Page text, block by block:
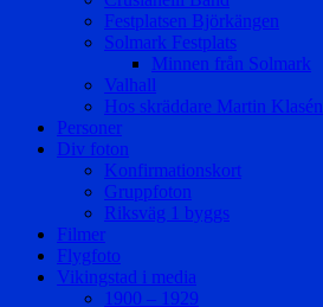
Festplatsen Björkängen
Solmark Festplats
Minnen från Solmark
Valhall
Hos skräddare Martin Klasén
Personer
Div foton
Konfirmationskort
Gruppfoton
Riksväg 1 byggs
Filmer
Flygfoto
Vikingstad i media
1900 – 1929